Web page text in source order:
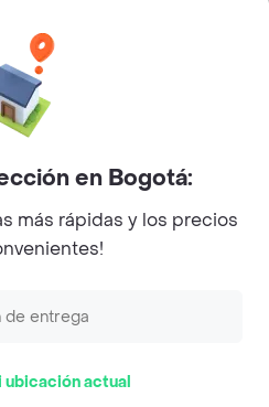
que tenemos
Twitter
Instagram
All rights reserved.
en Bogotá:
más rápidas y los precios
ubicación actual